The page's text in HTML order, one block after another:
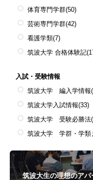
体育専門学群(50)
芸術専門学群(42)
看護学類(7)
筑波大学 合格体験記
入試・受験情報
筑波大学 編入学情報
筑波大学入試情報(33)
筑波大学 受験必勝法
筑波大学 学群・学類
筑波大生の理想のア